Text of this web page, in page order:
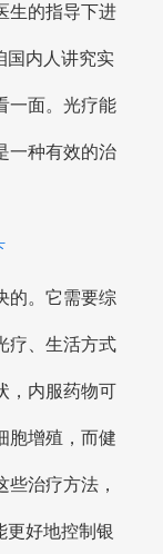
生的指导下进
国内人讲究实
一面。光疗能
一种有效的治
的。它需要综
疗、生活方式
，内服药物可
胞增殖，而健
治疗方法，
更好地控制银